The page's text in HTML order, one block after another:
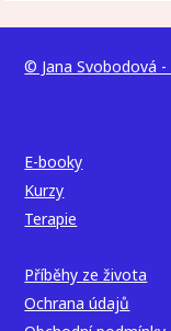
© Jana Svobodová
E-booky
Kurzy
Terapie
Příběhy ze života
Ochrana údajů